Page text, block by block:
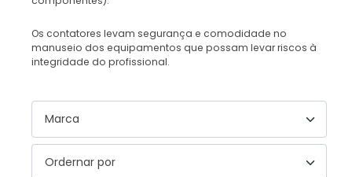
Os contatores levam segurança e comodidade no
manuseio dos equipamentos que possam levar riscos à
integridade do profissional.